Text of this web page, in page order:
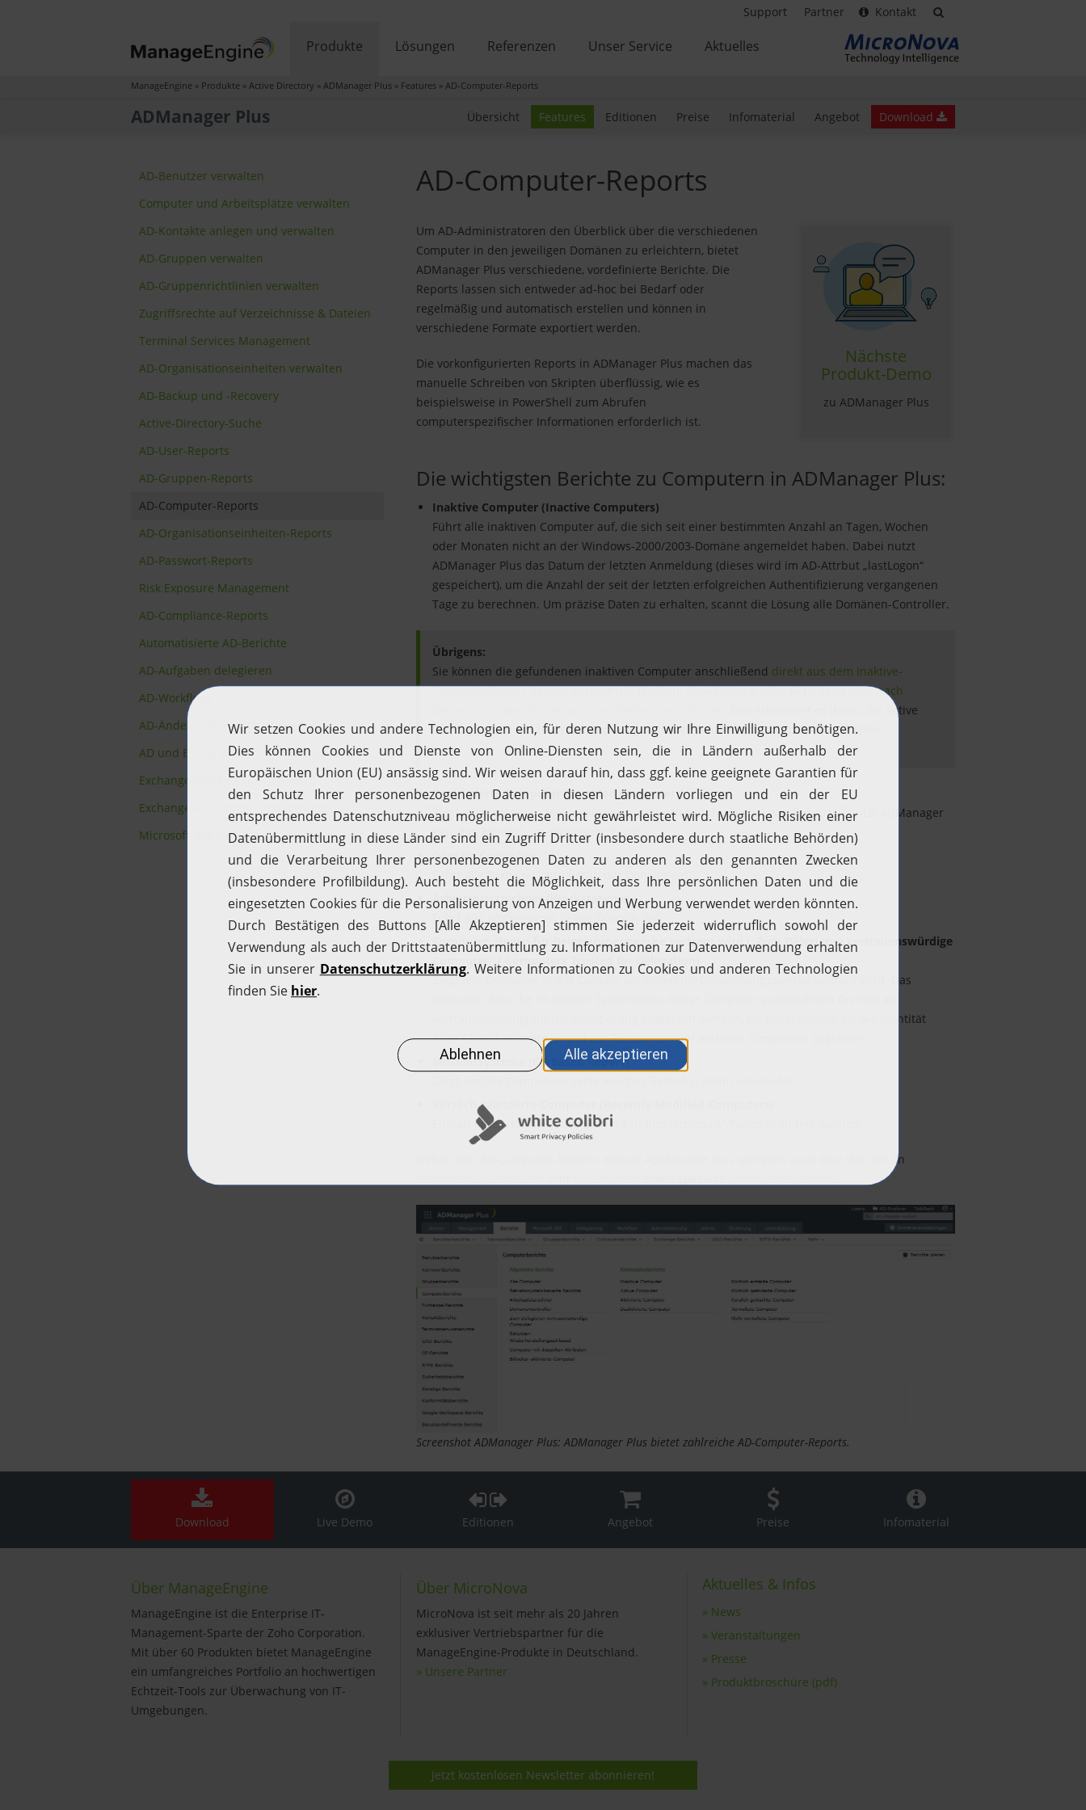
Support Partner Kontakt
Produkte Lösungen Referenzen Unser Service Aktuelles
ManageEngine » Produkte » Active Directory » ADManager Plus » Features » AD-Computer-Reports
ADManager Plus Übersicht Features Editionen Preise Infomaterial Angebot Download
AD-Benutzer verwalten
Computer und Arbeitsplätze verwalten
AD-Kontakte anlegen und verwalten
AD-Gruppen verwalten
AD-Gruppenrichtlinien verwalten
Zugriffsrechte auf Verzeichnisse & Dateien
Terminal Services Management
AD-Organisationseinheiten verwalten
AD-Backup und -Recovery
Active-Directory-Suche
AD-User-Reports
AD-Gruppen-Reports
AD-Computer-Reports
AD-Organisationseinheiten-Reports
AD-Passwort-Reports
Risk Exposure Management
AD-Compliance-Reports
Automatisierte AD-Berichte
AD-Aufgaben delegieren
AD-Workflows
AD-Änderungen automatisieren
AD und Exchange-Server-Management
Exchange-Postfächer erstellen
Exchange-Richtlinien-Management
Microsoft-365-Verwaltung und -Reporting
AD-Computer-Reports
Um AD-Administratoren den Überblick über die verschiedenen
Computer in den jeweiligen Domänen zu erleichtern, bietet
ADManager Plus verschiedene, vordefinierte Berichte. Die
Reports lassen sich entweder ad-hoc bei Bedarf oder
regelmäßig und automatisch erstellen und können in
verschiedene Formate exportiert werden.
Die vorkonfigurierten Reports in ADManager Plus machen das
manuelle Schreiben von Skripten überflüssig, wie es
beispielsweise in PowerShell zum Abrufen
computerspezifischer Informationen erforderlich ist.
Nächste
Produkt-Demo
zu ADManager Plus
Die wichtigsten Berichte zu Computern in ADManager Plus:
Inaktive Computer (Inactive Computers)
Führt alle inaktiven Computer auf, die sich seit einer bestimmten Anzahl an Tagen, Wochen
oder Monaten nicht an der Windows-2000/2003-Domäne angemeldet haben. Dabei nutzt
ADManager Plus das Datum der letzten Anmeldung (dieses wird im AD-Attrbut „lastLogon“
gespeichert), um die Anzahl der seit der letzten erfolgreichen Authentifizierung vergangenen
Tage zu berechnen. Um präzise Daten zu erhalten, scannt die Lösung alle Domänen-Controller.
Übrigens:
Sie können die gefundenen inaktiven Computer anschließend direkt aus dem Inaktive-
Computer-Report herausgesammelt löschen, deaktivieren oder aktivierenoder nach
. Das erleichtert es Ihnen, Ihr Active
Directory in einem zuverlässigen, aufgeräumten und effizienten Zustand zu halten.
Deaktivierte Computer (Disabled Computers)
Zeigt alle Computerobjekte, die vom Administrator deaktiviert wurden. Dazu nutzt ADManager
Plus das Attribut „userAccountControl“.
Domain Controller
Führt alle Domain Controller in der Domain auf.
Arbeitsplatzrechner (Workstations)
Führt alle Workstations in der Domain auf.
Computer, denen für Delegierungszwecke vertraut wird („Zum Delegieren vertrauenswürdige
Computer“ / Computers Trusted for Delegation)
Zeigt alle Computer in der Domain an, denen für Delegierungszwecke vertraut wird. Das
vertrauenswürdig für die Delegierung eingestuft werden. Dadurch können sie die Identität
ihrer Clients annehmen und auf Ressourcen auf anderen Computern zugreifen.
Betriebssysteme (OS Based Report)
Kürzlich geänderte Computer (Recently Modified Computers)
Enthält eine Liste der Computer, die in den letzten „n“ Tagen geändert wurden.
Neben den AD-Computer-Reports enthält ADManager Plus übrigens auch eine Vielzahl an
Screenshot ADManager Plus: ADManager Plus bietet zahlreiche AD-Computer-Reports.
Download Live Demo Editionen Angebot Preise Infomaterial
Über ManageEngine
ManageEngine ist die Enterprise IT-
Management-Sparte der Zoho Corporation.
Mit über 60 Produkten bietet ManageEngine
ein umfangreiches Portfolio an hochwertigen
Echtzeit-Tools zur Überwachung von IT-
Umgebungen.
Über MicroNova
MicroNova ist seit mehr als 20 Jahren
exklusiver Vertriebspartner für die
ManageEngine-Produkte in Deutschland.
» Unsere Partner
Aktuelles & Infos
» News
» Veranstaltungen
» Presse
» Produktbroschüre (pdf)
Jetzt kostenlosen Newsletter abonnieren!